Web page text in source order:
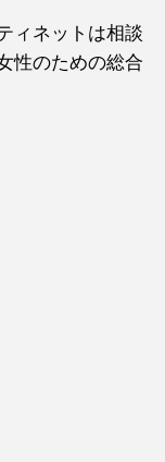
ィネットは相談
性のための総合